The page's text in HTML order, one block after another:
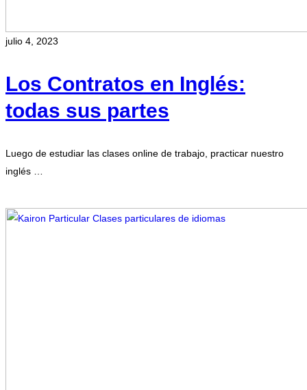
julio 4, 2023
Los Contratos en Inglés:
todas sus partes
Luego de estudiar las clases online de trabajo, practicar nuestro
inglés …